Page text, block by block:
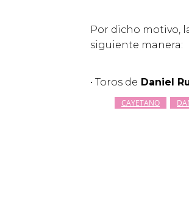
Por dicho motivo,
siguiente manera:
• Toros de Daniel
CAYETANO